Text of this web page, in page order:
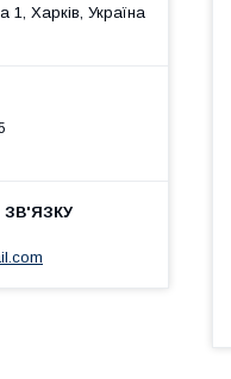
1, Харків, Україна